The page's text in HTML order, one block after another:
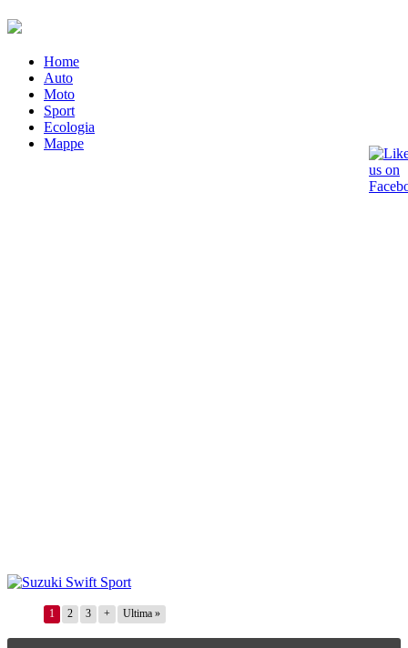
Home
Auto
Moto
Sport
Ecologia
Mappe
1 2 3 + Ultima »